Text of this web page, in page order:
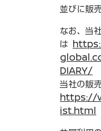
並びに販
なお、当
は
DIARY/
当社の販
https://
ist.html